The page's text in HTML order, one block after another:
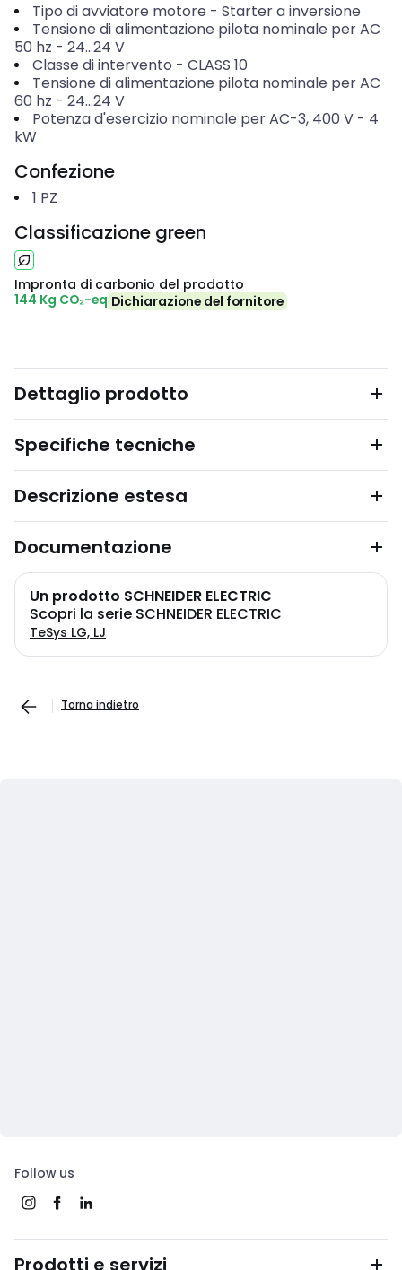
Tipo di avviatore motore - Starter a inversione
Tensione di alimentazione pilota nominale per AC
50 hz - 24...24 V
Classe di intervento - CLASS 10
Tensione di alimentazione pilota nominale per AC
60 hz - 24...24 V
Potenza d'esercizio nominale per AC-3, 400 V- 4
kW
Confezione
1 PZ
Classificazione green
Impronta di carbonio del prodotto
144 Kg CO₂-eq Dichiarazione del fornitore
Dettaglio prodotto
Specifiche tecniche
Descrizione estesa
Documentazione
Un prodotto SCHNEIDER ELECTRIC
Scopri la serie SCHNEIDER ELECTRIC
TeSys LG, LJ
Torna indietro
Follow us
Prodotti e servizi